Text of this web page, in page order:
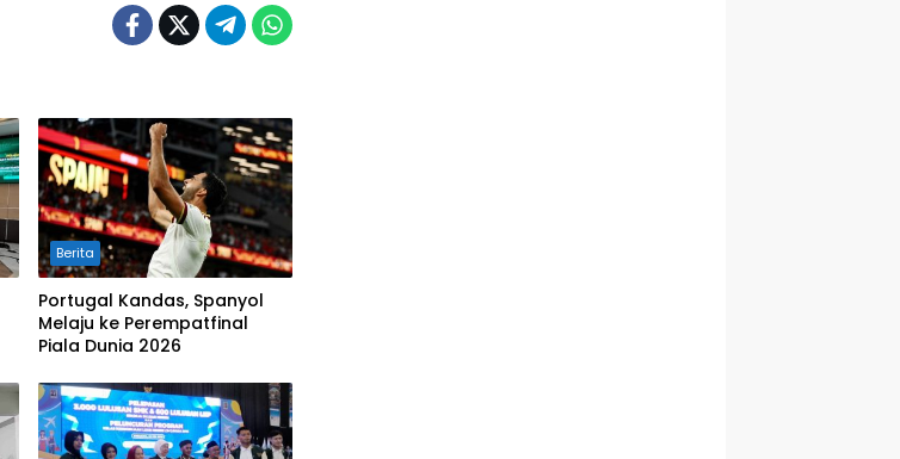
Berita
Portugal Kandas, Spanyol
Melaju ke Perempatfinal
Piala Dunia 2026